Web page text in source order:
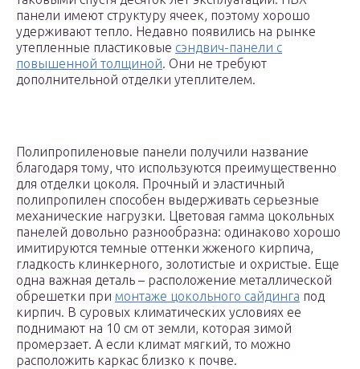
панели имеют структуру ячеек, поэтому хорошо
удерживают тепло. Недавно появились на рынке
утепленные пластиковые сэндвич-панели с
повышенной толщиной. Они не требуют
дополнительной отделки утеплителем.
Полипропиленовые панели получили название
благодаря тому, что используются преимущественно
для отделки цоколя. Прочный и эластичный
полипропилен способен выдерживать серьезные
механические нагрузки. Цветовая гамма цокольных
панелей довольно разнообразна: одинаково хорошо
имитируются темные оттенки жженого кирпича,
гладкость клинкерного, золотистые и охристые. Еще
одна важная деталь – расположение металлической
обрешетки при монтаже цокольного сайдинга под
кирпич. В суровых климатических условиях ее
поднимают на 10 см от земли, которая зимой
промерзает. А если климат мягкий, то можно
расположить каркас близко к почве.